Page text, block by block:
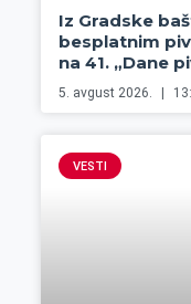
Iz Gradske
besplatnim
na 41. „Dane
5. avgust 2026.
VESTI